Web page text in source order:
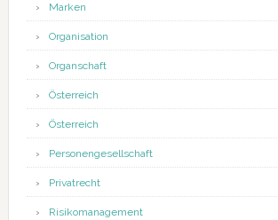
Marken
Organisation
Organschaft
Österreich
Österreich
Personengesellschaft
Privatrecht
Risikomanagement